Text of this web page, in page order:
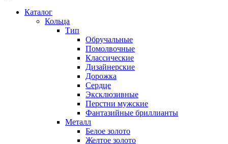
Каталог
Кольца
Тип
Обручальные
Помолвочные
Классические
Дизайнерские
Дорожка
Сердце
Эксклюзивные
Перстни мужские
Фантазийные бриллианты
Металл
Белое золото
Желтое золото